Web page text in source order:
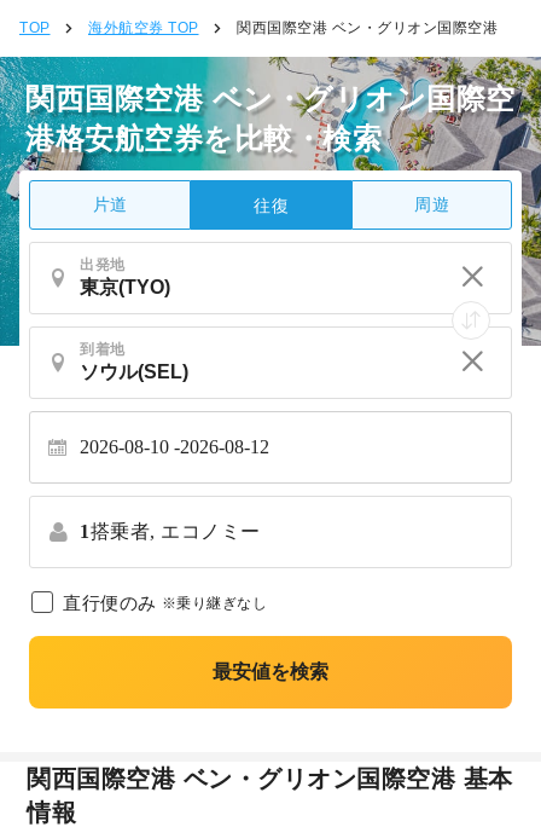
TOP 海外航空券 TOP 関西国際空港 ベン・グリオン国際空港
関西国際空港 ベン・グリオン国際空
港格安航空券を比較・検索
片道 往復 周遊
出発地
到着地
2026-08-10 2026-08-12
1搭乗者, エコノミー
直行便のみ ※乗り継ぎなし
最安値を検索
関西国際空港 ベン・グリオン国際空港 基本
情報